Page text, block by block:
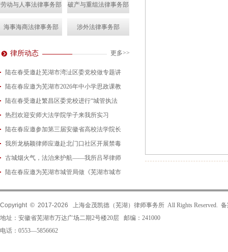
劳动与人事法律事务部 破产与重组法律事务部
海事海商法律事务部 涉外法律事务部
律所动态 更多>>
陆在春受邀赴芜湖市湾沚区委党校做专题讲
2026-08-04
陆在春应邀为芜湖市2026年中小学思政课教
2026-07-24
陆在春受邀赴繁昌区委党校进行“城管执法
2026-07-15
热烈欢迎安师大法学院学子来我所实习
2026-07-01
陆在春应邀参加第三届安徽省高校法学院长
2026-06-29
我所龙杨颖律师应邀赴北门口社区开展禁毒
2026-06-18
古城烟火气，法治来护航——我所吕琴律师
2026-05-21
陆在春应邀为芜湖市城管局做《芜湖市城市
Copyright © 2017-2026
上海金茂凯德（芜湖）律师事务所 All Rights Reserved.
地址：安徽省芜湖市万达广场二期2号楼20层 邮编：241000
电话：0553—5856662